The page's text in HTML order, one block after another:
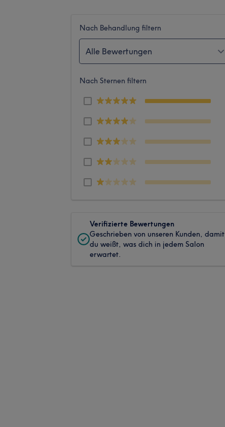
Nach Behandlung filtern
Alle Bewertungen
Nach Sternen filtern
Verifizierte Bewertungen
Geschrieben von unseren Kunden, damit
du weißt, was dich in jedem Salon
erwartet.